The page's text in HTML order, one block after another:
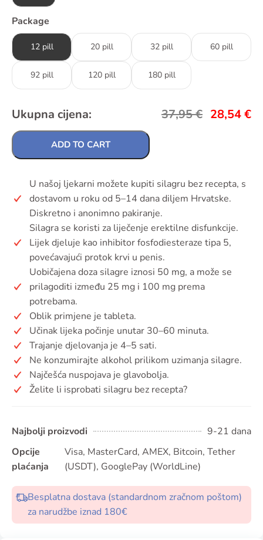
Package
12 pill 20 pill 32 pill 60 pill
92 pill 120 pill 180 pill
Ukupna cijena: 37,95€ 28,54€
ADD TO CART
U našoj ljekarni možete kupiti silagru bez recepta, s
dostavom u roku od 5–14 dana diljem Hrvatske.
Diskretno i anonimno pakiranje.
Silagra se koristi za liječenje erektilne disfunkcije.
Lijek djeluje kao inhibitor fosfodiesteraze tipa 5,
povećavajući protok krvi u penis.
Uobičajena doza silagre iznosi 50 mg, a može se
prilagoditi između 25 mg i 100 mg prema
potrebama.
Oblik primjene je tableta.
Učinak lijeka počinje unutar 30–60 minuta.
Trajanje djelovanja je 4–5 sati.
Ne konzumirajte alkohol prilikom uzimanja silagre.
Najčešća nuspojava je glavobolja.
Želite li isprobati silagru bez recepta?
Najbolji proizvodi
9-21 dana
Opcije
plaćanja
Visa, MasterCard, AMEX, Bitcoin, Tether
(USDT), GooglePay (WorldLine)
Besplatna dostava (standardnom zračnom poštom)
za narudžbe iznad 180€